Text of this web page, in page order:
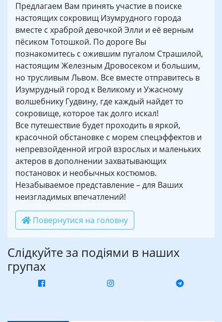
Предлагаем Вам принять участие в поиске
настоящих сокровищ Изумрудного города
вместе с храброй девочкой Элли и её верным
пёсиком Тотошкой. По дороге Вы
познакомитесь с ожившим пугалом Страшилой,
настоящим Железным Дровосеком и большим,
но трусливым Львом. Все вместе отправитесь в
Изумрудный город к Великому и Ужасному
волшебнику Гудвину, где каждый найдет то
сокровище, которое так долго искал!
Все путешествие будет проходить в яркой,
красочной обстановке с морем спецэффектов и
непревзойденной игрой взрослых и маленьких
актеров в дополнении захватывающих
постановок и необычных костюмов.
Незабываемое представление – для Ваших
неизгладимых впечатлений!
Повернутися на головну
Слідкуйте за подіями в наших
групах